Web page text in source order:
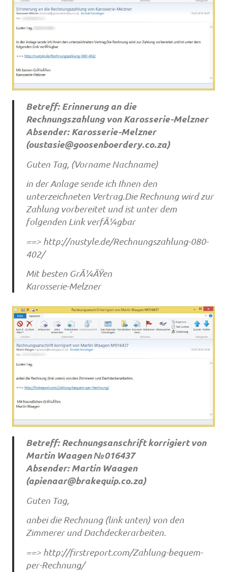
Betreff: Erinnerung an die
Rechnungszahlung von Karosserie-Melzner
Absender: Karosserie-Melzner
(oustasie@goosenboerdery.co.za)
Guten Tag, (Vorname Nachname)
in der Anlage sende ich Ihnen den
unterzeichneten Vertrag.Die Rechnung wird zur
Zahlung vorbereitet und ist unter dem
folgenden Link verfÃ¼gbar
==> http://nustyle.de/Rechnungszahlung-080-
402/
Mit besten GrÃ¼ÃŸen
Karosserie-Melzner
Betreff: Rechnungsanschrift korrigiert von
Martin Waagen №016437
Absender: Martin Waagen
(apienaar@brakequip.co.za)
Guten Tag,
anbei die Rechnung (link unten) von den
Zimmerer und Dachdeckerarbeiten.
==> http://firstreport.com/Zahlung-bequem-
per-Rechnung/